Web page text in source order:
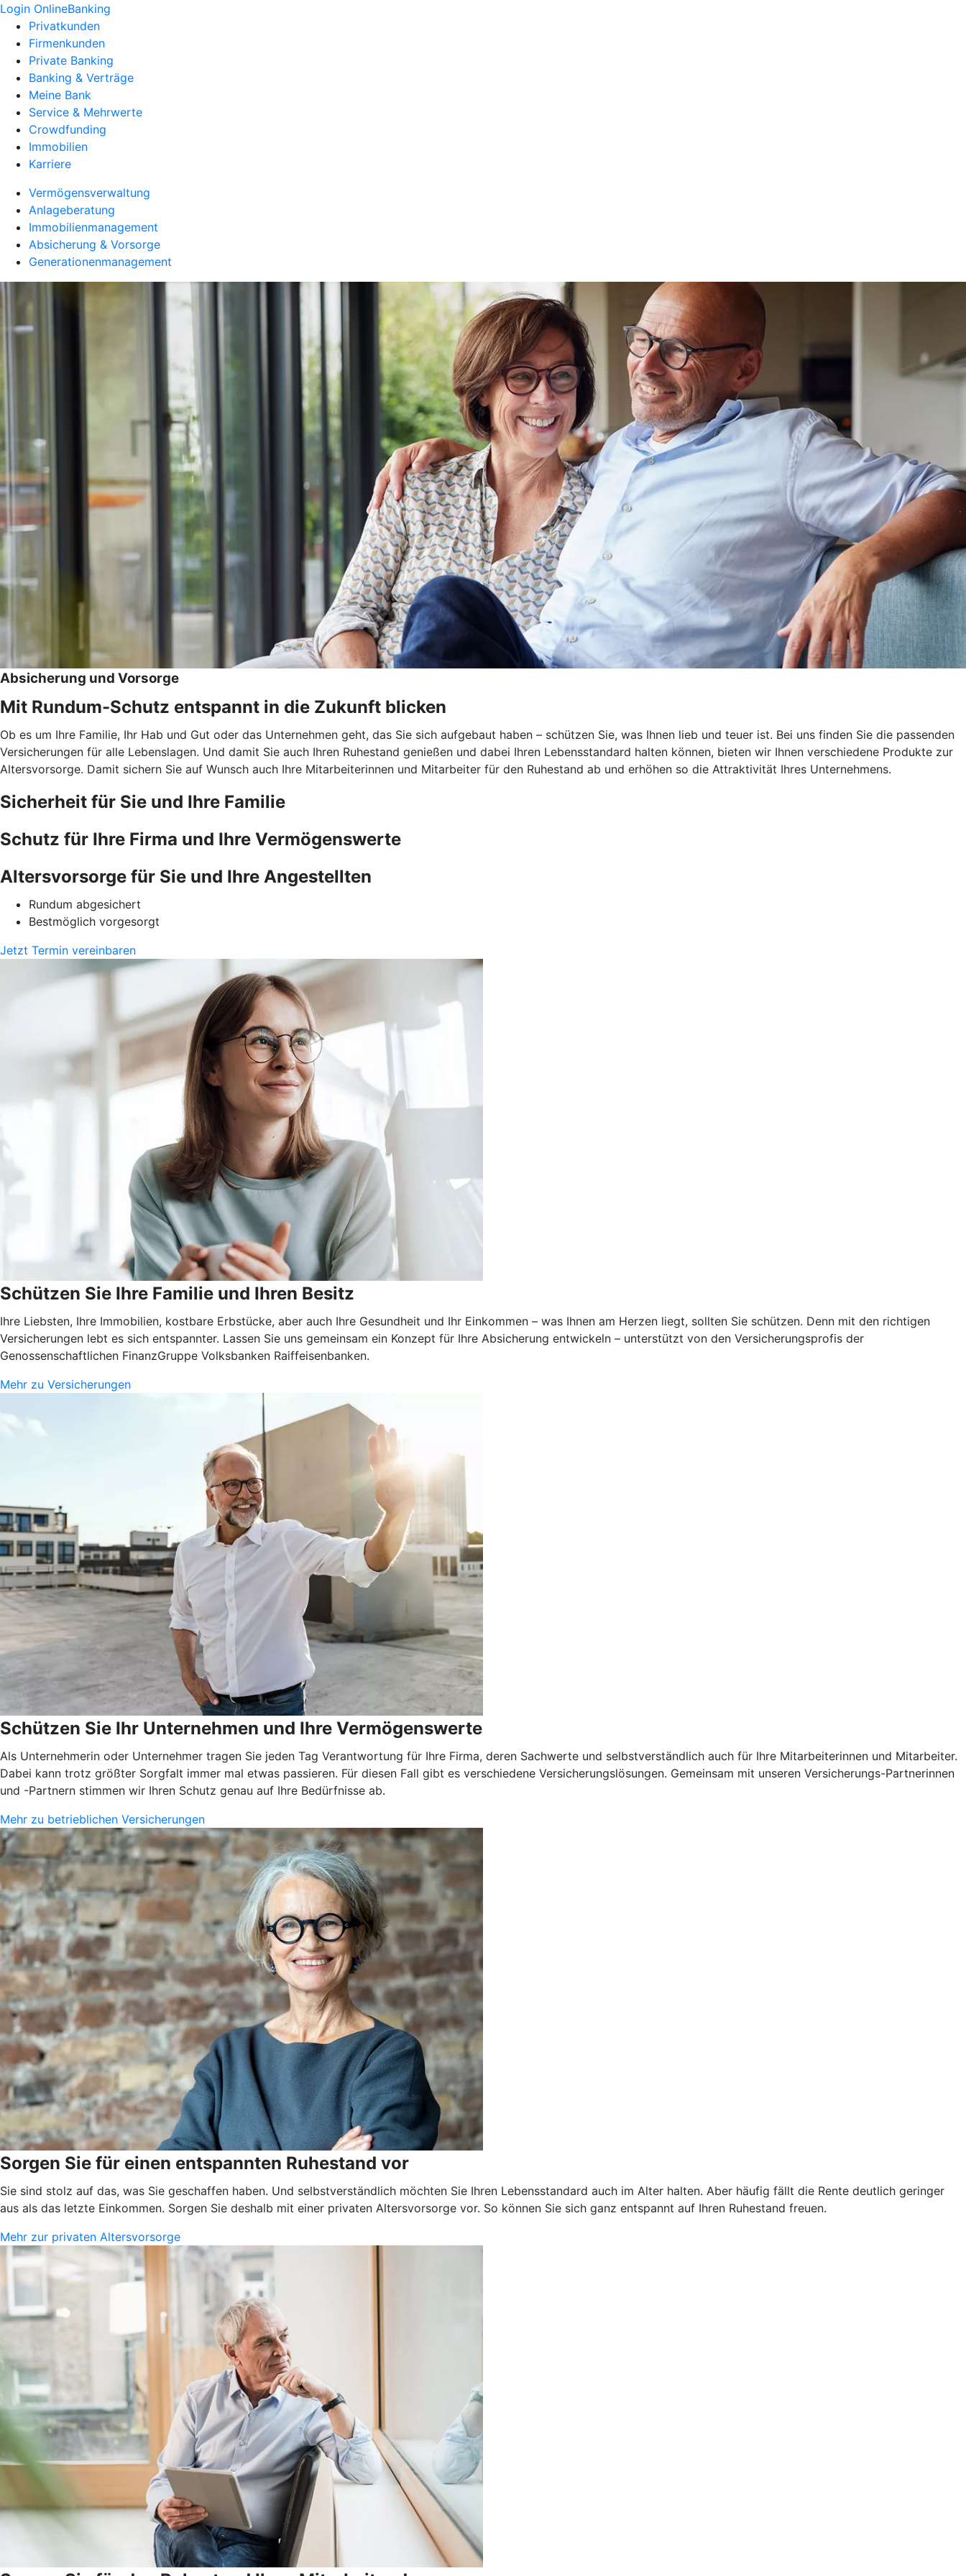
Login OnlineBanking
Privatkunden
Firmenkunden
Private Banking
Banking & Verträge
Meine Bank
Service & Mehrwerte
Crowdfunding
Immobilien
Karriere
Vermögensverwaltung
Anlageberatung
Immobilienmanagement
Absicherung & Vorsorge
Generationenmanagement
Absicherung und Vorsorge
Mit Rundum-Schutz entspannt in die Zukunft blicken
Ob es um Ihre Familie, Ihr Hab und Gut oder das Unternehmen geht, das Sie sich aufgebaut haben – schützen Sie, was Ihnen lieb und teuer ist. Bei uns finden Sie die passenden
Versicherungen für alle Lebenslagen. Und damit Sie auch Ihren Ruhestand genießen und dabei Ihren Lebensstandard halten können, bieten wir Ihnen verschiedene Produkte zur
Altersvorsorge. Damit sichern Sie auf Wunsch auch Ihre Mitarbeiterinnen und Mitarbeiter für den Ruhestand ab und erhöhen so die Attraktivität Ihres Unternehmens.
Sicherheit für Sie und Ihre Familie
Schutz für Ihre Firma und Ihre Vermögenswerte
Altersvorsorge für Sie und Ihre Angestellten
Rundum abgesichert
Bestmöglich vorgesorgt
Jetzt Termin vereinbaren
Schützen Sie Ihre Familie und Ihren Besitz
Ihre Liebsten, Ihre Immobilien, kostbare Erbstücke, aber auch Ihre Gesundheit und Ihr Einkommen – was Ihnen am Herzen liegt, sollten Sie schützen. Denn mit den richtigen
Versicherungen lebt es sich entspannter. Lassen Sie uns gemeinsam ein Konzept für Ihre Absicherung entwickeln – unterstützt von den Versicherungsprofis der
Genossenschaftlichen FinanzGruppe Volksbanken Raiffeisenbanken.
Mehr zu Versicherungen
Schützen Sie Ihr Unternehmen und Ihre Vermögenswerte
Als Unternehmerin oder Unternehmer tragen Sie jeden Tag Verantwortung für Ihre Firma, deren Sachwerte und selbstverständlich auch für Ihre Mitarbeiterinnen und Mitarbeiter.
Dabei kann trotz größter Sorgfalt immer mal etwas passieren. Für diesen Fall gibt es verschiedene Versicherungslösungen. Gemeinsam mit unseren Versicherungs-Partnerinnen
und -Partnern stimmen wir Ihren Schutz genau auf Ihre Bedürfnisse ab.
Mehr zu betrieblichen Versicherungen
Sorgen Sie für einen entspannten Ruhestand vor
Sie sind stolz auf das, was Sie geschaffen haben. Und selbstverständlich möchten Sie Ihren Lebensstandard auch im Alter halten. Aber häufig fällt die Rente deutlich geringer
aus als das letzte Einkommen. Sorgen Sie deshalb mit einer privaten Altersvorsorge vor. So können Sie sich ganz entspannt auf Ihren Ruhestand freuen.
Mehr zur privaten Altersvorsorge